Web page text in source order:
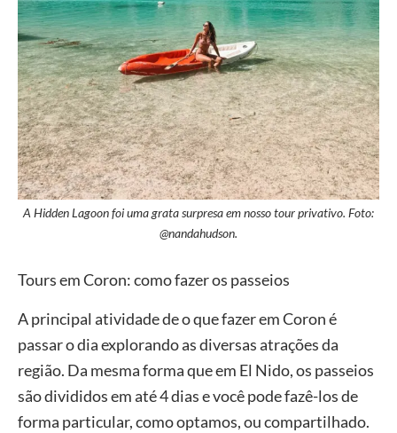
A Hidden Lagoon foi uma grata surpresa em nosso tour privativo. Foto:
@nandahudson.
Tours em Coron: como fazer os passeios
A principal atividade de o que fazer em Coron é
passar o dia explorando as diversas atrações da
região. Da mesma forma que em El Nido, os passeios
são divididos em até 4 dias e você pode fazê-los de
forma particular, como optamos, ou compartilhado.